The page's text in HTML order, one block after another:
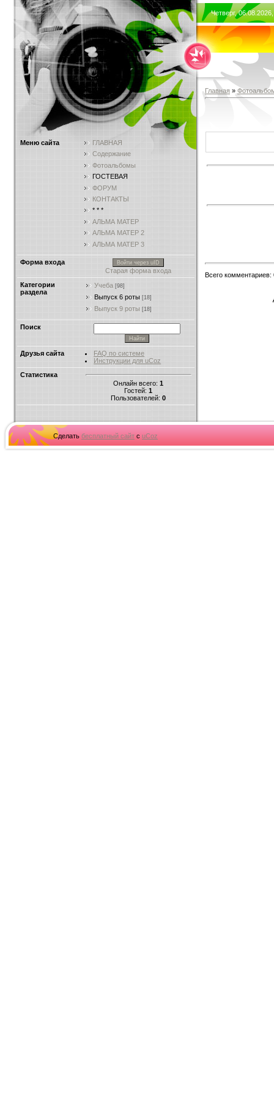
Меню сайта
ГЛАВНАЯ
Содержание
Фотоальбомы
ГОСТЕВАЯ
ФОРУМ
КОНТАКТЫ
* * *
АЛЬМА МАТЕР
АЛЬМА МАТЕР 2
АЛЬМА МАТЕР 3
Форма входа Войти через uID
Старая форма входа
Категории
раздела
Учеба [98]
Выпуск 6 роты [18]
Выпуск 9 роты [18]
Поиск
Друзья сайта
FAQ по системе
Инструкции для uCoz
Статистика
Онлайн всего: 1
Гостей: 1
Пользователей: 0
Четверг,
Главная »
Всего комментариев:
Сделать бесплатный сайт с uCoz